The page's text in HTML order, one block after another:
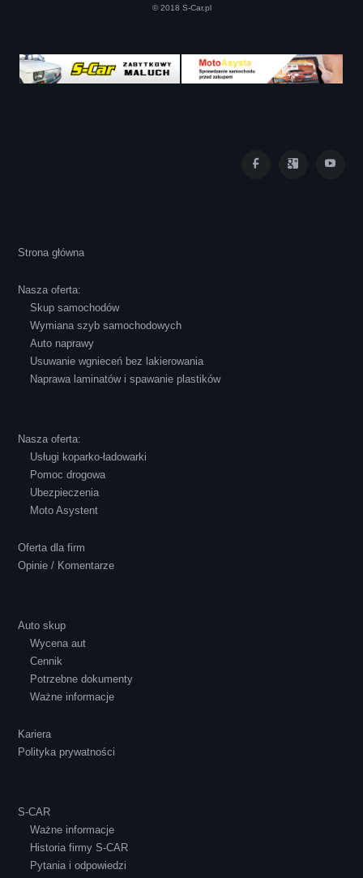
zadowolona!! Polecam!:)))))
powiedzieć o innych firmach tego type.
Polecam S-Car.pl, szybka i bardzo miła
obsługa...
© 2018 S-Car.pl
Strona główna
Nasza oferta:
Skup samochodów
Wymiana szyb samochodowych
Auto naprawy
Usuwanie wgnieceń bez lakierowania
Naprawa laminatów i spawanie plastików
Nasza oferta:
Usługi koparko-ładowarki
Pomoc drogowa
Ubezpieczenia
Moto Asystent
Oferta dla firm
Opinie / Komentarze
Auto skup
Wycena aut
Cennik
Potrzebne dokumenty
Ważne informacje
Kariera
Polityka prywatności
S-CAR
Ważne informacje
Historia firmy S-CAR
Pytania i odpowiedzi